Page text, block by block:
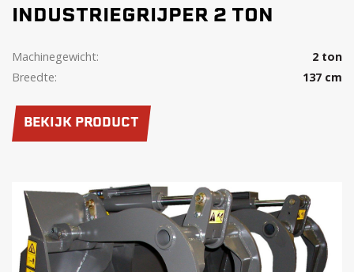
INDUSTRIEGRIJPER 2 TON
Machinegewicht:
2 ton
Breedte:
137 cm
BEKIJK PRODUCT